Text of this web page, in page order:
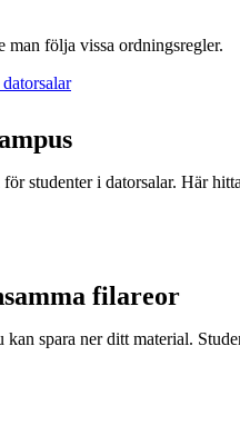
man följa vissa ordningsregler.
studenter i datorsalar. Här
filareor
spara ner ditt material.